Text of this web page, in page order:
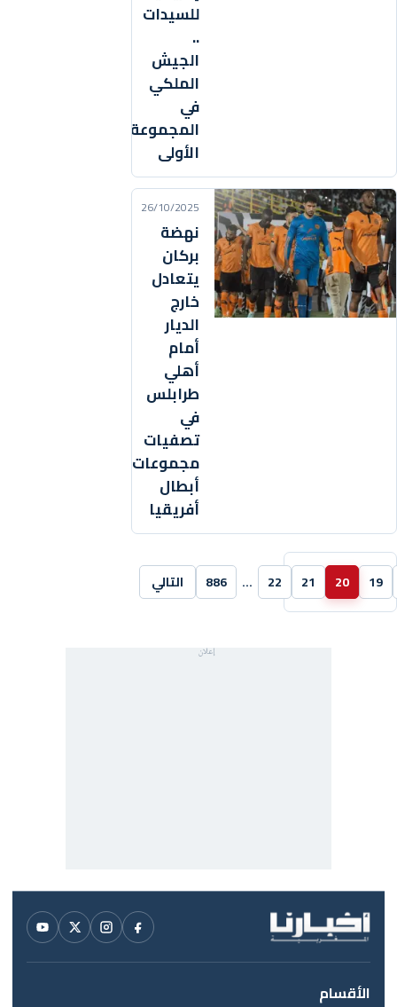
للسيدات
..
الجيش
الملكي
في
المجموعة
الأولى
26/10/2025
نهضة
بركان
يتعادل
خارج
الديار
أمام
أهلي
طرابلس
في
تصفيات
مجموعات
أبطال
أفريقيا
19
20
21
22
…
886 التالي
الأقسام